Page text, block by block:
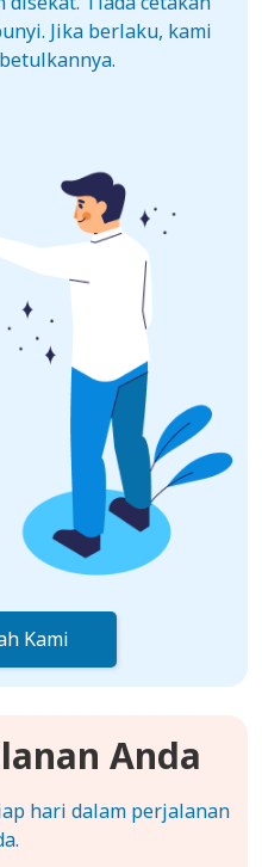
Jika berlaku, kami
Kami
Anda
hari dalam perjalanan